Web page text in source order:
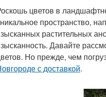
цветов в
пространство,
растительных
Давайте
Но прежде, чем
с доставкой.